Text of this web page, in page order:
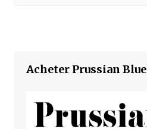
Acheter Prussian Blue